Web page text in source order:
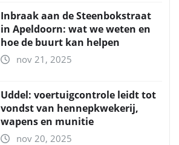
Inbraak aan de Steenbokstraat
in Apeldoorn: wat we weten en
hoe de buurt kan helpen
nov 21, 2025
Uddel: voertuigcontrole leidt tot
vondst van hennepkwekerij,
wapens en munitie
nov 20, 2025